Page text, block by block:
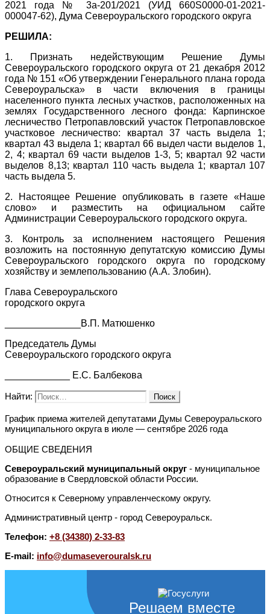
2021 года № 3а-201/2021 (УИД 660S0000-01-2021-
000047-62), Дума Североуральского городского округа
РЕШИЛА:
1. Признать недействующим Решение Думы
Североуральского городского округа от 21 декабря 2012
года № 151 «Об утверждении Генерального плана города
Североуральска» в части включения в границы
населенного пункта лесных участков, расположенных на
землях Государственного лесного фонда: Карпинское
лесничество Петропавловский участок Петропавловское
участковое лесничество: квартал 37 часть выдела 1;
квартал 43 выдела 1; квартал 66 выдел части выделов 1,
2, 4; квартал 69 части выделов 1-3, 5; квартал 92 части
выделов 8,13; квартал 110 часть выдела 1; квартал 107
часть выдела 5.
2. Настоящее Решение опубликовать в газете «Наше
слово» и разместить на официальном сайте
Администрации Североуральского городского округа.
3. Контроль за исполнением настоящего Решения
возложить на постоянную депутатскую комиссию Думы
Североуральского городского округа по городскому
хозяйству и землепользованию (А.А. Злобин).
Глава Североуральского
городского округа
______________В.П. Матюшенко
Председатель Думы
Североуральского городского округа
____________ Е.С. Балбекова
Найти:
График приема жителей депутатами Думы Североуральского
муниципального округа в июле — сентябре 2026 года
ОБЩИЕ СВЕДЕНИЯ
Североуральский муниципальный округ - муниципальное
образование в Свердловской области России.
Относится к Северному управленческому округу.
Административный центр - город Североуральск.
Телефон: +8 (34380) 2-33-83
E-mail: info@dumaseverouralsk.ru
Решаем вместе